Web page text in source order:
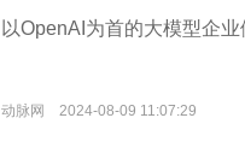
开
以OpenAI为首的大模型企
动脉网 2024-08-09 11:07:29